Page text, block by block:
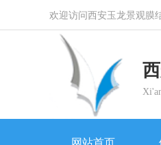
欢迎访问西安玉龙景观膜
网站首页
网站首页